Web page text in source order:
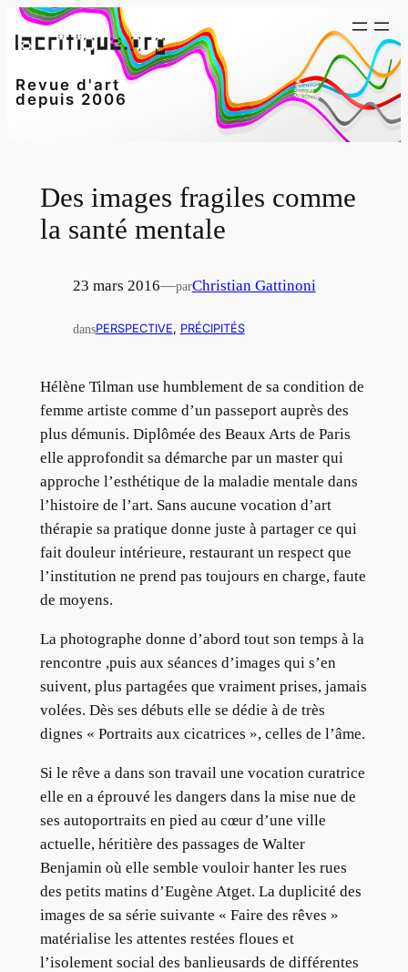
Aller
au
Revue d'art
depuis 2006
Des images fragiles comme
la santé mentale
23 mars 2016—parChristian Gattinoni
dansPERSPECTIVE, PRÉCIPITÉS
Hélène Tilman use humblement de sa condition de
femme artiste comme d’un passeport auprès des
plus démunis. Diplômée des Beaux Arts de Paris
elle approfondit sa démarche par un master qui
approche l’esthétique de la maladie mentale dans
l’histoire de l’art. Sans aucune vocation d’art
thérapie sa pratique donne juste à partager ce qui
fait douleur intérieure, restaurant un respect que
l’institution ne prend pas toujours en charge, faute
de moyens.
La photographe donne d’abord tout son temps à la
rencontre ,puis aux séances d’images qui s’en
suivent, plus partagées que vraiment prises, jamais
volées. Dès ses débuts elle se dédie à de très
dignes « Portraits aux cicatrices », celles de l’âme.
Si le rêve a dans son travail une vocation curatrice
elle en a éprouvé les dangers dans la mise nue de
ses autoportraits en pied au cœur d’une ville
actuelle, héritière des passages de Walter
Benjamin où elle semble vouloir hanter les rues
des petits matins d’Eugène Atget. La duplicité des
images de sa série suivante « Faire des rêves »
matérialise les attentes restées floues et
l’isolement social des banlieusards de différentes